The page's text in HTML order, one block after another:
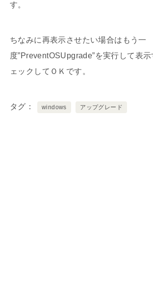
す。
ちなみに再表示させたい場合はもう一
度”PreventOSUpgrade”を実行して表
ェックしてＯＫです。
タグ windows アップグレード